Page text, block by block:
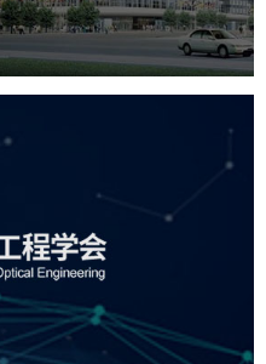
程学会
网站建设 网站设计